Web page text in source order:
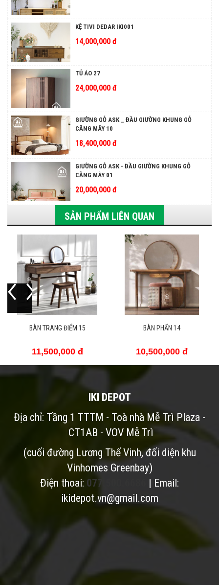
KỆ TIVI DEDAR IKI001
14,000,000 đ
TỦ ÁO 27
24,000,000 đ
GIƯỜNG GỖ ASK _ ĐẦU GIƯỜNG KHUNG GỖ
CĂNG MÂY 10
18,400,000 đ
GIƯỜNG GỖ ASK - ĐẦU GIƯỜNG KHUNG GỖ
CĂNG MÂY 01
20,000,000 đ
SẢN PHẨM LIÊN QUAN
BÀN PHẤN 14
10,500,000 đ
BÀN TRANG ĐIỂM 12
10,500,000 đ
IKI DEPOT
Địa chỉ: Tầng 1 TTTM - Toà nhà Mễ Trì Plaza -
CT1AB - VOV Mễ Trì
(cuối đường Lương Thế Vinh, đối diện khu
Vinhomes Greenbay)
Điện thoai: 077.500.6686
| Email:
ikidepot.vn@gmail.com